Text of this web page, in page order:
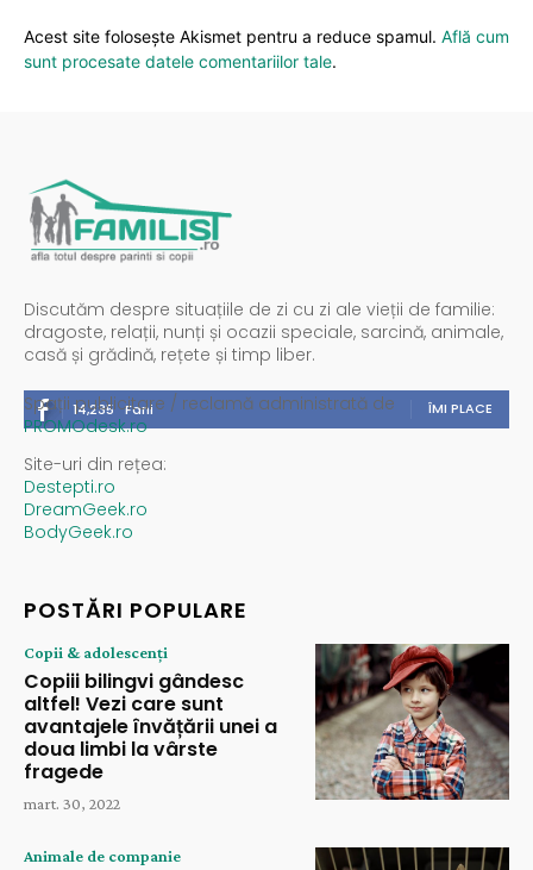
Acest site folosește Akismet pentru a reduce spamul. Află cum
sunt procesate datele comentariilor tale.
Discutăm despre situațiile de zi cu zi ale vieții de familie:
dragoste, relații, nunți și ocazii speciale, sarcină, animale,
casă și grădină, rețete și timp liber.
14,235 Fani ÎMI PLACE
Spații publicitare / reclamă administrată de
PROMOdesk.ro
Site-uri din rețea:
Destepti.ro
DreamGeek.ro
BodyGeek.ro
POSTĂRI POPULARE
Copii & adolescenți
Copiii bilingvi gândesc
altfel! Vezi care sunt
avantajele învățării unei a
doua limbi la vârste
fragede
mart. 30, 2022
Animale de companie